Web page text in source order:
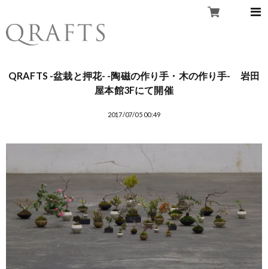
QRAFTS -盆栽と押花- -陶磁の作り手・木の作り手- 岩田
屋本館3Fにて開催
2017/07/05 00:49